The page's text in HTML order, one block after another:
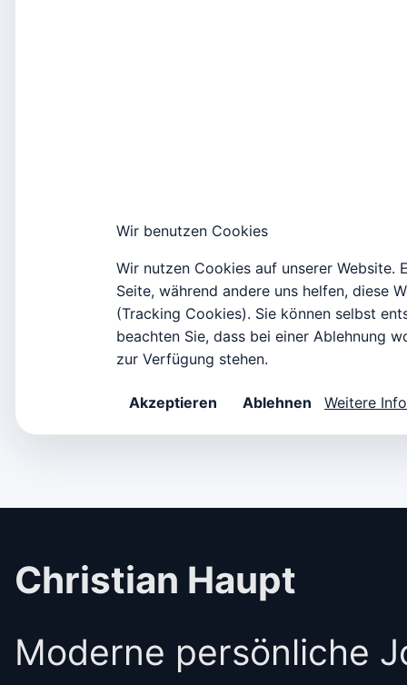
Christian Haupt
Moderne persönliche
Wir benutzen Cookies
Wir nutzen Cookies auf unserer Website.
Seite, während andere uns helfen, diese
(Tracking Cookies). Sie können selbst
beachten Sie, dass bei einer Ablehnung
zur Verfügung stehen.
Akzeptieren Ablehnen Weitere